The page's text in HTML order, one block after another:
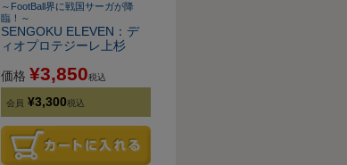
～FootBall界に戦国サーガが降
臨！～
SENGOKU ELEVEN：デ
ィオプロテジーレ上杉
価格 ¥3,850税込
会員 ¥3,300税込